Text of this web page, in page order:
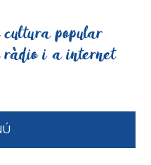
cultura popular
i a internet